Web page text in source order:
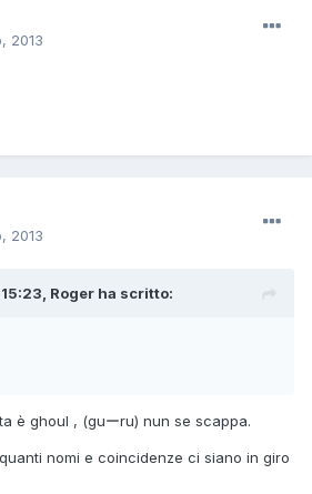
2013
2013
Roger ha scritto:
è ghoul , (guーru) nun se scappa.
nomi e coincidenze ci siano in giro